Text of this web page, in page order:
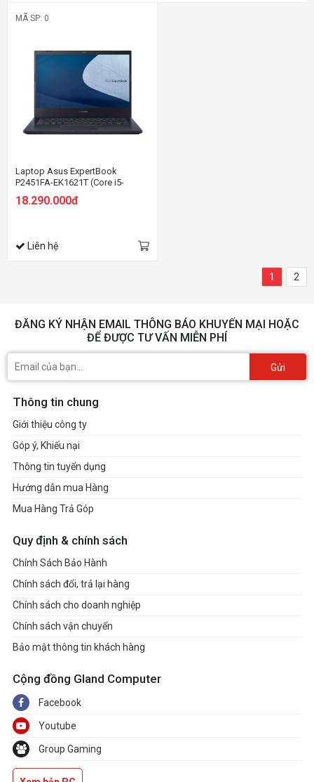
MÃ SP: 0
Laptop Asus ExpertBook
P2451FA-EK1621T (Core i5-
SSD | Intel UHD | 14.0 inch FHD |
18.290.000đ
Liên hệ
1 2
ĐĂNG KÝ NHẬN EMAIL THÔNG BÁO KHUYẾN MẠI HOẶC
ĐỂ ĐƯỢC TƯ VẤN MIỄN PHÍ
Gửi
Thông tin chung
Giới thiệu công ty
Góp ý, Khiếu nại
Thông tin tuyển dụng
Hướng dẫn mua Hàng
Mua Hàng Trả Góp
Quy định & chính sách
Chính Sách Bảo Hành
Chính sách đổi, trả lại hàng
Chính sách cho doanh nghiệp
Chính sách vận chuyển
Bảo mật thông tin khách hàng
Cộng đồng Gland Computer
Facebook
Youtube
Group Gaming